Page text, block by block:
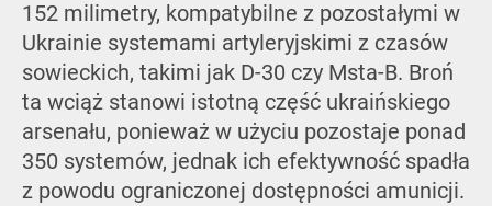
152 milimetry, kompatybilne z pozostałymi w
Ukrainie systemami artyleryjskimi z czasów
sowieckich, takimi jak D-30 czy Msta-B. Broń
ta wciąż stanowi istotną część ukraińskiego
arsenału, ponieważ w użyciu pozostaje ponad
350 systemów, jednak ich efektywność spadła
z powodu ograniczonej dostępności amunicji.